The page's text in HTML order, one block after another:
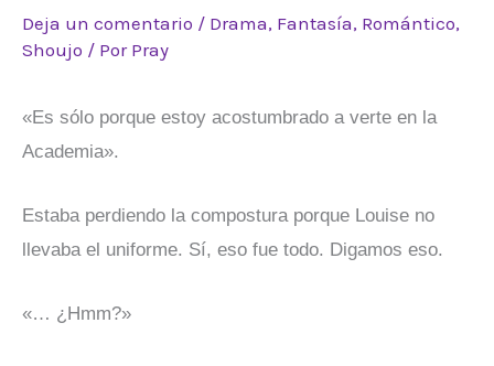
Deja un comentario / Drama, Fantasía, Romántico,
Shoujo / Por Pray
«Es sólo porque estoy acostumbrado a verte en la
Academia».
Estaba perdiendo la compostura porque Louise no
llevaba el uniforme. Sí, eso fue todo. Digamos eso.
«… ¿Hmm?»